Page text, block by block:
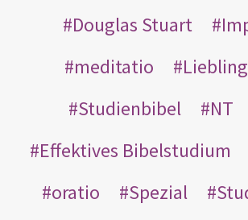
Douglas Stuart
meditatio
Studienbibel
NT
Effektives Bibelstudium
oratio
Spezial